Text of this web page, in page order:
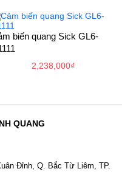
biến quang Sick GL6-
2,238,000₫
QUANG
Đỉnh, Q. Bắc Từ Liêm, TP.